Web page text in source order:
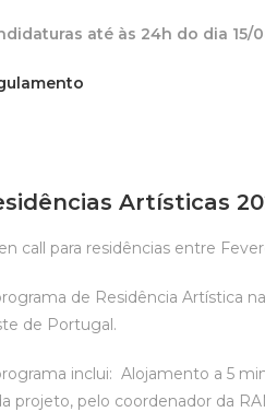
até às 24h do dia 15/
Artísticas
call para residências entre
de Residência Artística
de Portugal.
inclui: Alojamento a 5
projeto, pelo coordenador da